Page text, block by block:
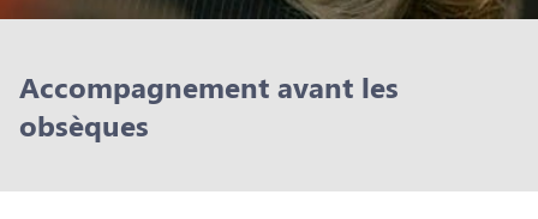
Accompagnement avant les
obsèques